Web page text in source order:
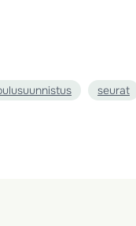
seurat